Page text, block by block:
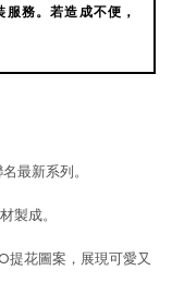
務。若造成不便，
最新系列。
製成。
提花圖案，展現可愛又